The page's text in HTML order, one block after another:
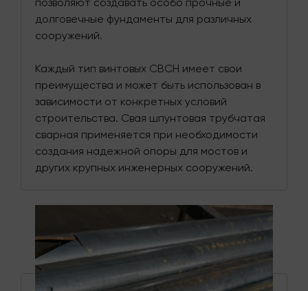
долговечные фундаменты для различных
сооружений.
Каждый тип винтовых СВСН имеет свои
преимущества и может быть использован в
зависимости от конкретных условий
строительства. Свая шпунтовая трубчатая
сварная применяется при необходимости
создания надежной опоры для мостов и
других крупных инженерных сооружений.